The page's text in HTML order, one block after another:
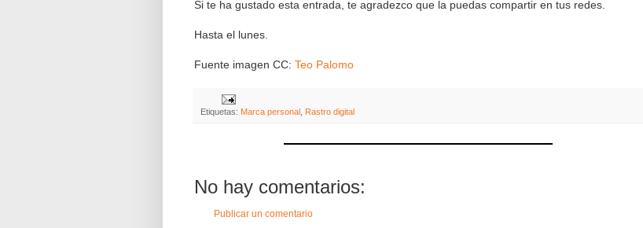
Si te ha gustado esta entrada, te agradezco que la puedas compartir en tus redes.
Hasta el lunes.
Fuente imagen CC: Teo Palomo
Etiquetas: Marca personal Rastro digital
No hay comentarios:
Publicar un comentario